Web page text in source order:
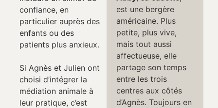
confiance, en
particulier auprès des
enfants ou des
patients plus anxieux.
Si Agnès et Julien ont
choisi d’intégrer la
médiation animale à
leur pratique, c’est
est une bergère
américaine. Plus
petite, plus vive,
mais tout aussi
affectueuse, elle
partage son temps
entre les trois
centres aux côtés
d’Agnès. Toujours en